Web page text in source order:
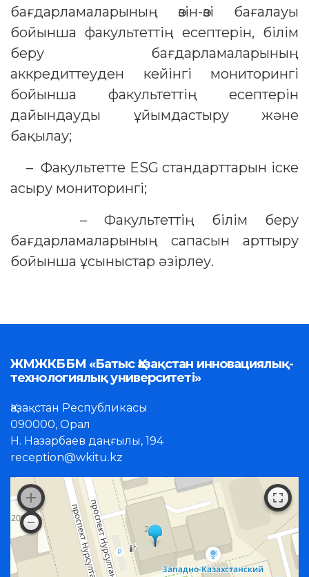
бағдарламаларының өзін-өзі бағалауы
бойынша факультеттің есептерін, білім
беру бағдарламаларының
аккредиттеуден кейінгі мониторингі
бойынша факультеттің есептерін
дайындауды ұйымдастыру және
бақылау;
– Факультетте ESG стандарттарын іске
асыру мониторингі;
– Факультеттің білім беру
бағдарламаларының сапасын арттыру
бойынша ұсыныстар әзірлеу.
ЖМЖКББМ «Батыс Қазақстан инновациялық-
технологиялық университеті»
Қазақстан Республикасы
090000, Орал
Н. Назарбаев даңғылы, 194
reception@wkitu.kz